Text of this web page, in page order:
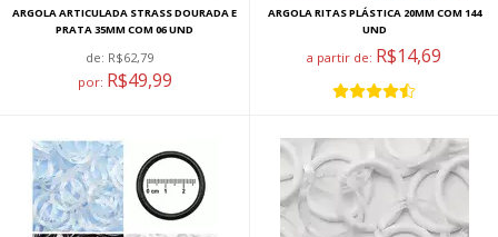
ARGOLA ARTICULADA STRASS DOURADA E
PRATA 35MM COM 06 UND
de: R$62,79
por: R$49,99
ARGOLA RITAS PLÁSTICA 20MM COM 144
UND
a partir de: R$14,69